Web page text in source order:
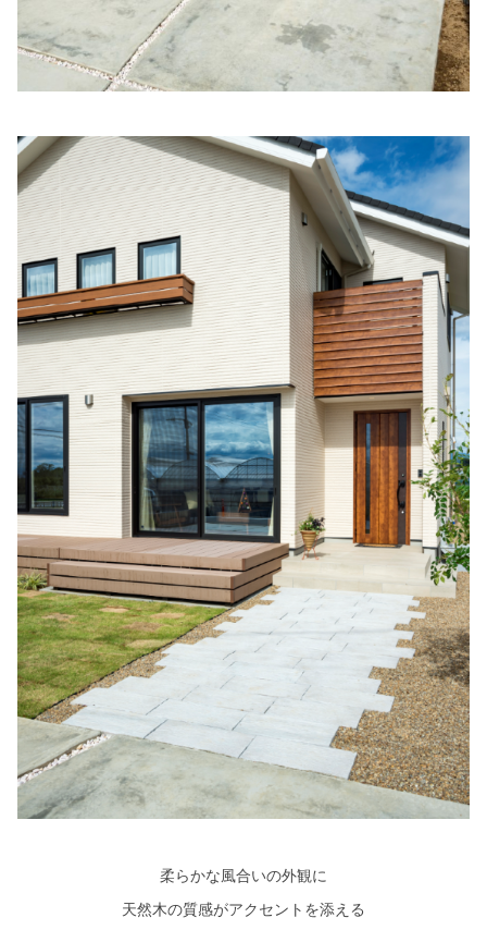
柔らかな風合いの外観に
天然木の質感がアクセントを添える